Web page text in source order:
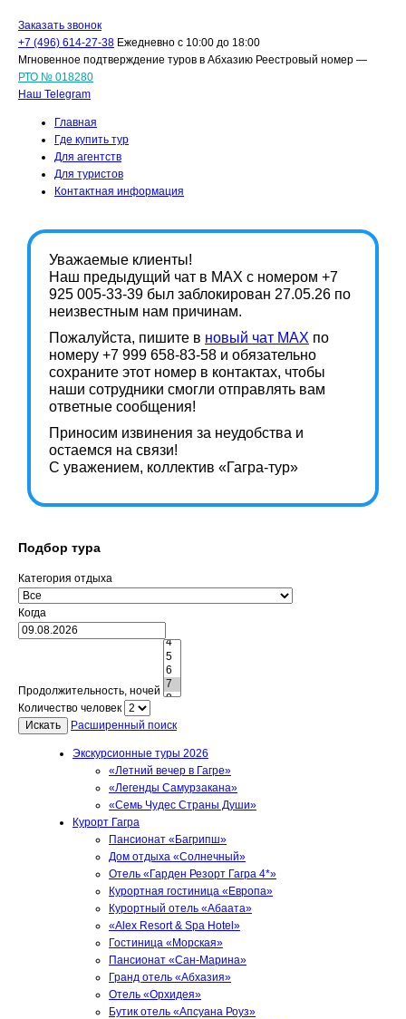
Заказать звонок
+7 (496) 614-27-38 Ежедневно с 10:00 до 18:00
Мгновенное подтверждение туров в Абхазию Реестровый номер —
РТО № 018280
Наш Telegram
Главная
Где купить тур
Для агентств
Для туристов
Контактная информация
Уважаемые клиенты!
Наш предыдущий чат в MAX с номером +7
925 005-33-39 был заблокирован 27.05.26 по
неизвестным нам причинам.
Пожалуйста, пишите в новый чат MAX по
номеру +7 999 658-83-58 и обязательно
сохраните этот номер в контактах, чтобы
наши сотрудники смогли отправлять вам
ответные сообщения!
Приносим извинения за неудобства и
остаемся на связи!
С уважением, коллектив «Гагра-тур»
Подбор тура
Категория отдыха
Когда
Продолжительность, ночей
Количество человек
Искать
Расширенный поиск
Экскурсионные туры 2026
«Летний вечер в Гагре»
«Легенды Самурзакана»
«Семь Чудес Страны Души»
Курорт Гагра
Пансионат «Багрипш»
Дом отдыха «Солнечный»
Отель «Гарден Резорт Гагра 4*»
Курортная гостиница «Европа»
Курортный отель «Абаата»
«Alex Resort & Spa Hotel»
Гостиница «Морская»
Пансионат «Сан-Марина»
Гранд отель «Абхазия»
Отель «Орхидея»
Бутик отель «Апсуана Роуз»